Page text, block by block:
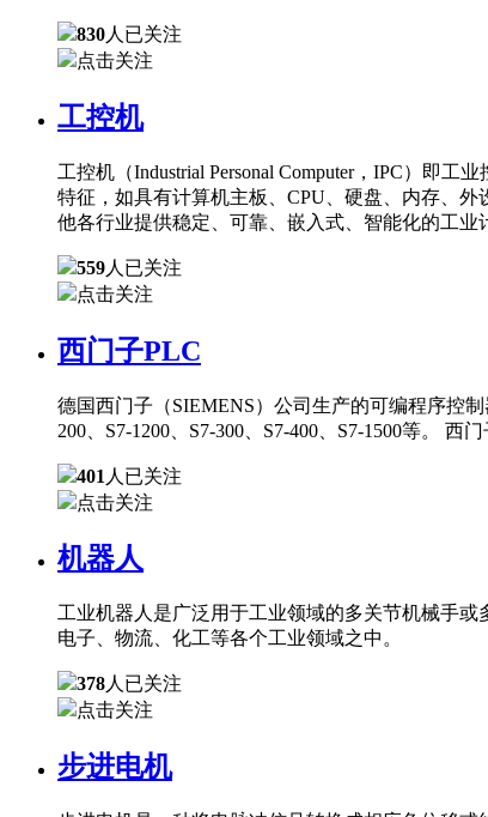
830人已关注
点击关注
工控机
工控机（Industrial Personal Computer，IPC）即
特征，如具有计算机主板、CPU、硬盘、内存、
他各行业提供稳定、可靠、嵌入式、智能化的工业
559人已关注
点击关注
西门子PLC
德国西门子（SIEMENS）公司生产的可编程序控
200、S7-1200、S7-300、S7-400、S7-1500等。
401 人已关注
点击关注
机器人
工业机器人是广泛用于工业领域的多关节机械手
电子、物流、化工等各个工业领域之中。
378人已关注
点击关注
步进电机